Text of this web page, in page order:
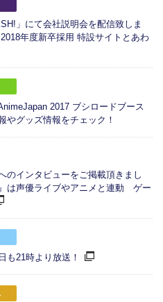
」にて会社説明会を配信致しま
年度新卒採用 特設サイトとあわ
2017 ブシロードブース
やグッズ情報をチェック！
のインタビューをご掲載頂きまし
は声優ライブやアニメと連動 ゲー
も21時より放送！